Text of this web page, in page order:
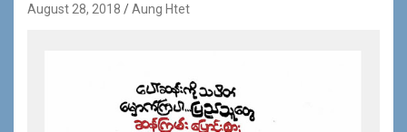
August 28, 2018 Aung Htet